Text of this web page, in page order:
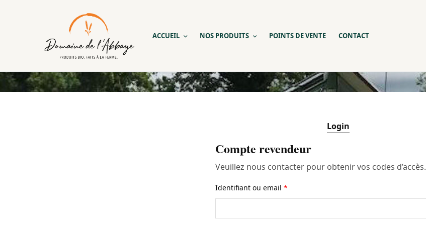
ACCUEIL NOS PRODUITS POINTS DE VENTE CONTACT
Login
Compte revendeur
Veuillez nous contacter pour obtenir vos codes d’accès.
Identifiant ou email*